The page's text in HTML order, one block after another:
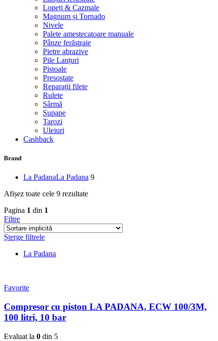
Lopeți & Cazmale
Magnum și Tornado
Nivele
Palete amestecatoare manuale
Pânze ferăstraie
Pietre abrazive
Pile Lanțuri
Pistoale
Presostate
Reparații filete
Rulete
Sârmă
Supape
Tarozi
Uleiuri
Cashback
Brand
La PadanaLa Padana 9
Afișez toate cele 9 rezultate
Pagina 1 din 1
Filtre
Șterge filtrele
La Padana
Favorite
Compresor cu piston LA PADANA, ECW 100/3M,
100 litri, 10 bar
Evaluat la 0 din 5